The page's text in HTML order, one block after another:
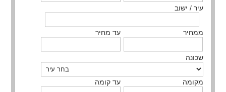
עיר / ישוב
ממחיר עד מחיר
שכונה
מקומה עד קומה